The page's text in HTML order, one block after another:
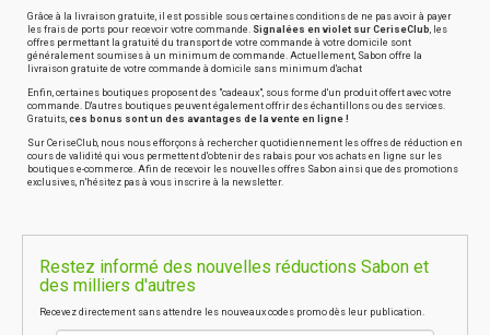
Grâce à la livraison gratuite, il est possible sous certaines conditions de ne pas avoir à payer
les frais de ports pour recevoir votre commande. Signalées en violet sur CeriseClub, les
offres permettant la gratuité du transport de votre commande à votre domicile sont
généralement soumises à un minimum de commande. Actuellement, Sabon offre la
livraison gratuite de votre commande à domicile sans minimum d'achat
Enfin, certaines boutiques proposent des "cadeaux", sous forme d'un produit offert avec votre
commande. D'autres boutiques peuvent également offrir des échantillons ou des services.
Gratuits, ces bonus sont un des avantages de la vente en ligne !
Sur CeriseClub, nous nous efforçons à rechercher quotidiennement les offres de réduction en
cours de validité qui vous permettent d'obtenir des rabais pour vos achats en ligne sur les
boutiques e-commerce. Afin de recevoir les nouvelles offres Sabon ainsi que des promotions
exclusives, n'hésitez pas à vous inscrire à la newsletter.
Restez informé des nouvelles réductions Sabon et
des milliers d'autres
Recevez directement sans attendre les nouveaux codes promo dès leur publication.